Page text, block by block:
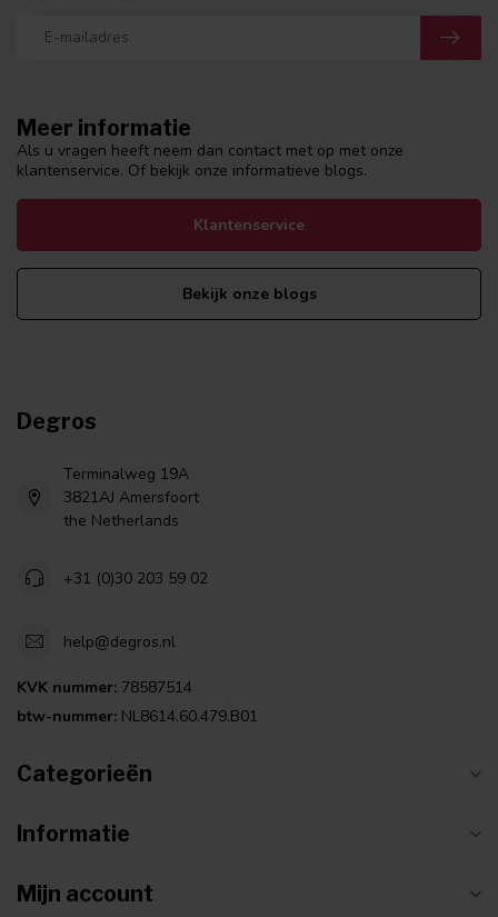
Meer informatie
Als u vragen heeft neem dan contact met op met onze
klantenservice. Of bekijk onze informatieve blogs.
Klantenservice
Bekijk onze blogs
Degros
Terminalweg 19A
3821AJ Amersfoort
the Netherlands
+31 (0)30 203 59 02
help@degros.nl
KVK nummer: 78587514
btw-nummer: NL8614.60.479.B01
Categorieën
Informatie
Mijn account